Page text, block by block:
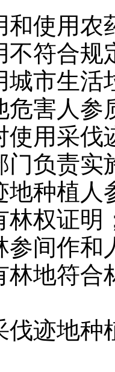
用农
符合规
生活
害人参
采伐
门负责实
植人
权证明
间作和
符合
地种